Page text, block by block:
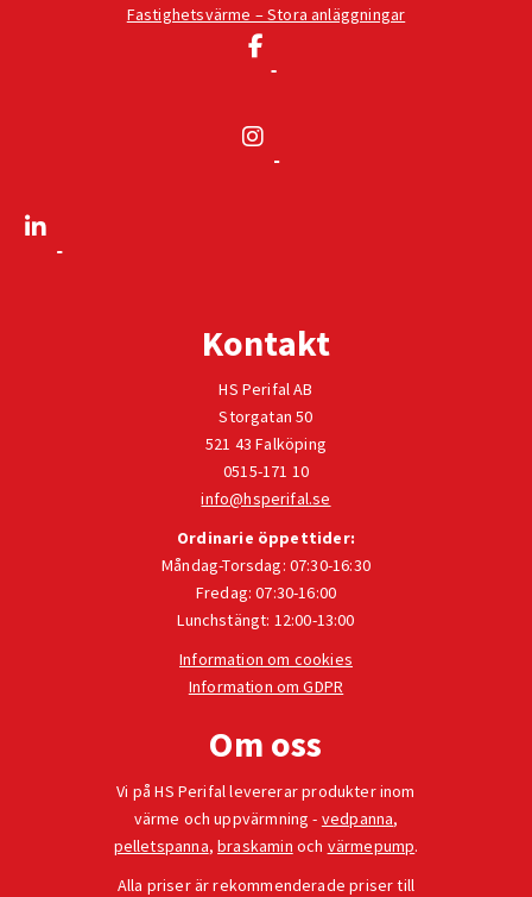
Fastighetsvärme – Stora anläggningar
Kontakt
HS Perifal AB
Storgatan 50
521 43 Falköping
0515-171 10
info@hsperifal.se
Ordinarie öppettider:
Måndag-Torsdag: 07:30-16:30
Fredag: 07:30-16:00
Lunchstängt: 12:00-13:00
Information om cookies
Information om GDPR
Om oss
Vi på HS Perifal levererar produkter inom
värme och uppvärmning - vedpanna,
pelletspanna,braskamin och värmepump.
Alla priser är rekommenderade priser till